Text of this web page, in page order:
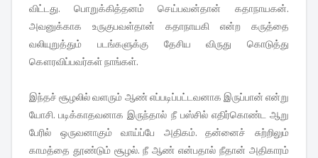
விட்டது. பொறுக்கித்தனம் செய்பவன்தான் கதாநாயகன்.
அவனுக்காக உருகுபவள்தான் கதாநாயகி என்ற கருத்தை
வலியுறுத்தும் படங்களுக்கு தேசிய விருது கொடுத்து
கௌரவிப்பவர்கள் நாங்கள்.
இந்தச் சூழலில் வளரும் ஆண் எப்படிப்பட்டவனாக இருப்பான் என்று
யோசி. படிக்காதவனாக இருந்தால் நீ பஸ்சில் எதிர்கொண்ட ஆறு
பேரில் ஒருவனாகும் வாய்ப்பே அதிகம். தன்னைச் சுற்றிலும்
காமத்தை தூண்டும் சூழல். நீ ஆண் என்பதால் நீதான் அதிகாரம்